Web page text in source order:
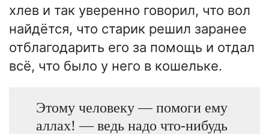
хлев и так уверенно говорил, что вол
найдётся, что старик решил заранее
отблагодарить его за помощь и отдал
всё, что было у него в кошельке.
Этому человеку — помоги ему
аллах! — ведь надо что-нибудь